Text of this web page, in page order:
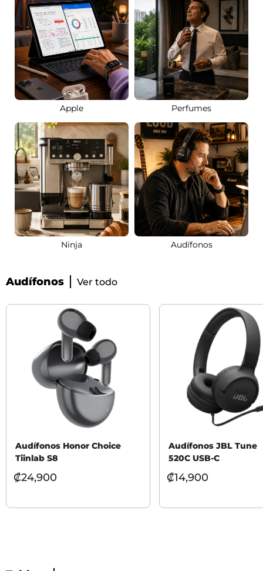
Apple Perfumes
Ninja Audífonos
Audífonos Ver todo
Audífonos Honor Choice
Tiinlab S8
₡24,900
Audífonos JBL Tune
520C USB-C
₡14,900